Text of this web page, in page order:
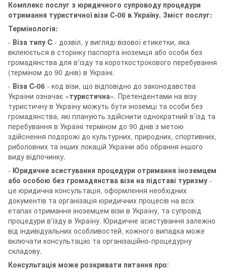
Комплекс послуг з юридичного супроводу процедури
отримання туристичної візи С-06 в Україну. Зміст послуг:
Термінологія:
- Віза типу C - дозвіл, у вигляді візової етикетки, яка
вклеюється в сторінку паспорта іноземця або особи без
громадянства для в'їзду та короткострокового перебування
(терміном до 90 днів) в Україні.
- Віза C-06 - код візи, що відповідно до законодавства
України означає «туристична». Претендентами на візу
туристичну в Україну можуть бути іноземці та особи без
громадянства, які планують здійснити однократний в’їзд та
перебування в Україні терміном до 90 днів з метою
здійснення подорожі до культурних, природних, спортивних,
риболовних та інших локацій України або обрання іншого
виду відпочинку.
- Юридичне асистування процедури отримання іноземцем
або особою без громадянства візи на підставі туризму -
це юридична консультація, оформлення необхідних
документів та організація юридичних процесів на всіх
етапах отримання іноземцем візи в Україну, та супровід
процедури в'їзду в Україну. Юридичне асистування залежно
від індивідуальних особливостей, кожного випадка може
включати консультацію та організаційно-процедурну
складову.
Консультація може розкривати питання про: